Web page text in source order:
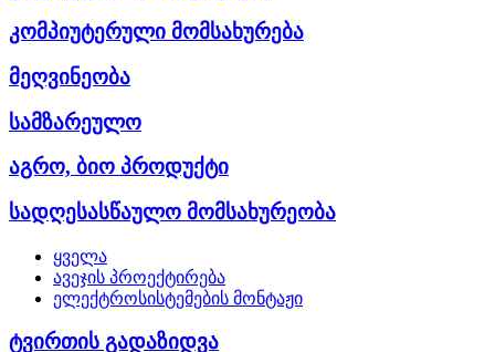
კომპიუტერული მომსახურება
მეღვინეობა
სამზარეულო
აგრო, ბიო პროდუქტი
სადღესასწაულო მომსახურეობა
ყველა
ავეჯის პროექტირება
ელექტროსისტემების მონტაჟი
ტვირთის გადაზიდვა